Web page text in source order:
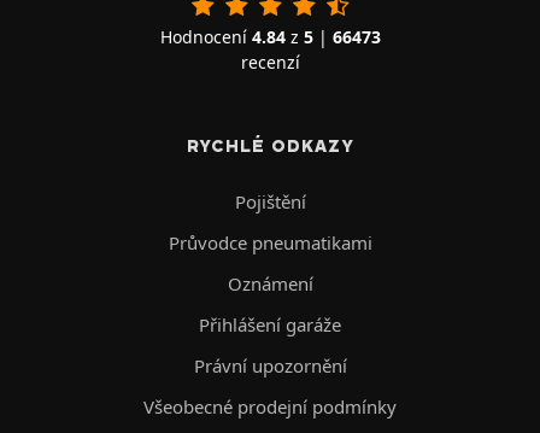
Hodnocení 4.84z 5| 66473
recenzí
RYCHLÉ ODKAZY
Pojištění
Průvodce pneumatikami
Oznámení
Přihlášení garáže
Právní upozornění
Všeobecné prodejní podmínky